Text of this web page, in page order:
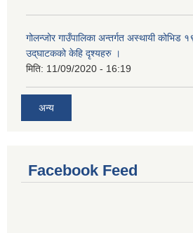
गोलन्जोर गाउँपालिका अन्तर्गत अस्थायी
उद्‌घाटकको केहि दृश्यहरु ।
मिति: 11/09/2020 - 16:19
अन्य
Facebook Feed